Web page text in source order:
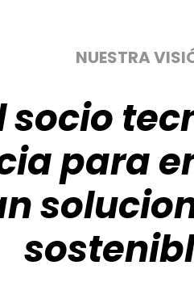
NUESTRA
socio
para